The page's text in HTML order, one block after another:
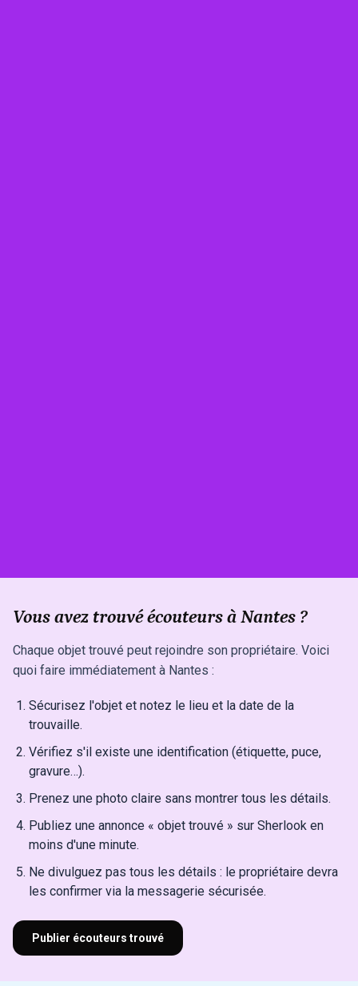
Vous avez trouvé écouteurs à Nantes ?
Chaque objet trouvé peut rejoindre son propriétaire. Voici
quoi faire immédiatement à Nantes :
Sécurisez l'objet et notez le lieu et la date de la
trouvaille.
Vérifiez s'il existe une identification (étiquette, puce,
gravure…).
Prenez une photo claire sans montrer tous les détails.
Publiez une annonce « objet trouvé » sur Sherlook en
moins d'une minute.
Ne divulguez pas tous les détails : le propriétaire devra
les confirmer via la messagerie sécurisée.
Publier écouteurs trouvé